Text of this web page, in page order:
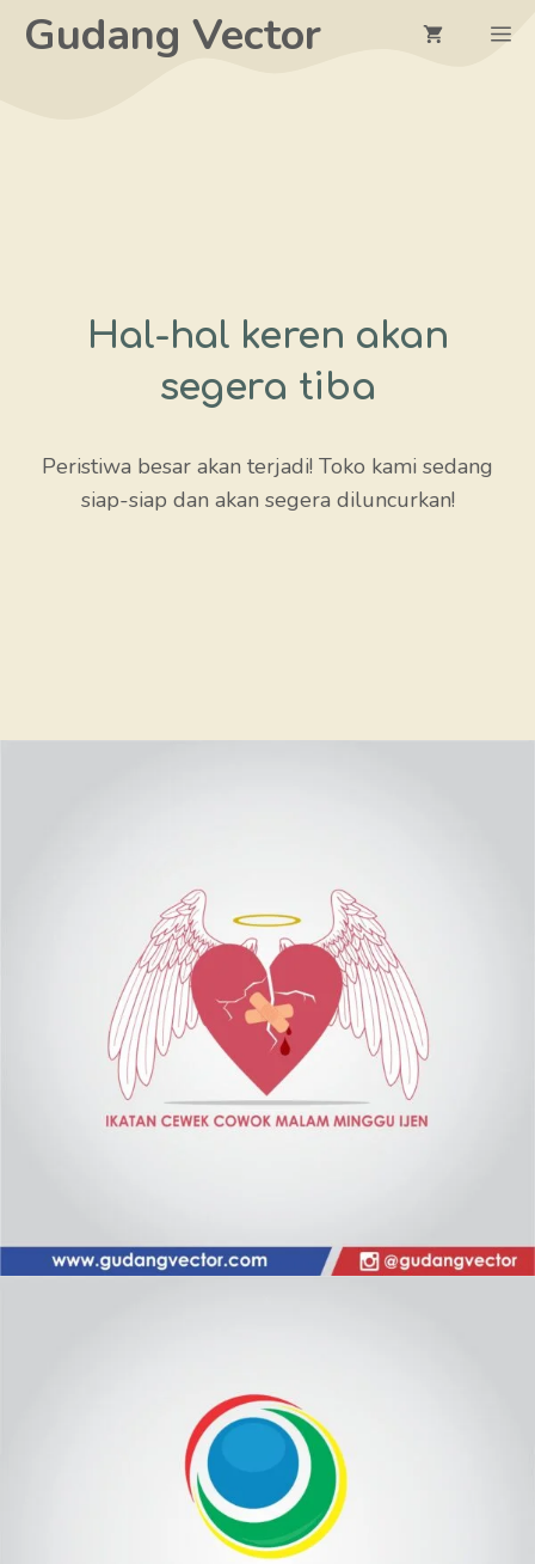
Langsung
Gudang Vector
Hal-hal keren akan
segera tiba
Peristiwa besar akan terjadi! Toko kami sedang
siap-siap dan akan segera diluncurkan!